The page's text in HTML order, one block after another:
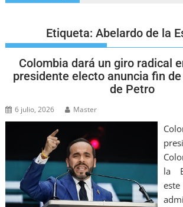
Etiqueta: Abelardo de la
Colombia dará un giro radical
presidente electo anuncia fin de
de Petro
6 julio, 2026 Master
la